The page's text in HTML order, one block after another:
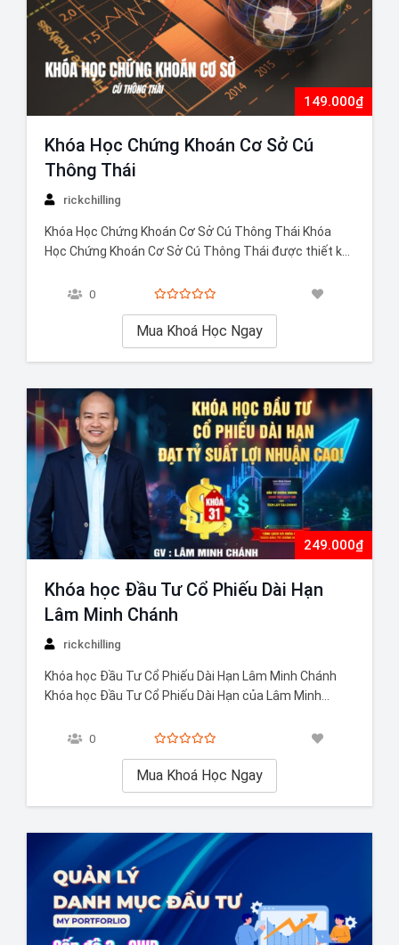
149.000₫
Khóa Học Chứng Khoán Cơ Sở Cú
Thông Thái
rickchilling
Khóa Học Chứng Khoán Cơ Sở Cú Thông Thái Khóa
Học Chứng Khoán Cơ Sở Cú Thông Thái được thiết kế
thị trường và cách vận hành của cổ phiếu. Nội dung
0
Mua Khoá Học Ngay
249.000₫
Khóa học Đầu Tư Cổ Phiếu Dài Hạn
Lâm Minh Chánh
rickchilling
Khóa học Đầu Tư Cổ Phiếu Dài Hạn Lâm Minh Chánh
Khóa học Đầu Tư Cổ Phiếu Dài Hạn của Lâm Minh
tư duy đầu tư đúng đắn, hiểu cách lựa chọn cổ phiếu
0
Mua Khoá Học Ngay